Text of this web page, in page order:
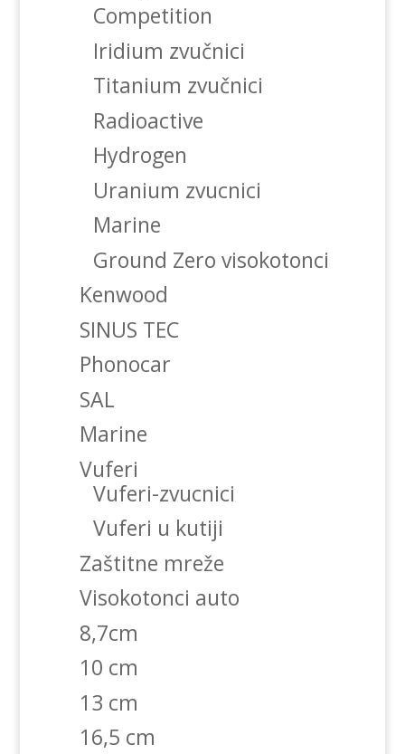
Competition
Iridium zvučnici
Titanium zvučnici
Radioactive
Hydrogen
Uranium zvucnici
Marine
Ground Zero visokotonci
Kenwood
SINUS TEC
Phonocar
SAL
Marine
Vuferi
Vuferi-zvucnici
Vuferi u kutiji
Zaštitne mreže
Visokotonci auto
8,7cm
10 cm
13 cm
16,5 cm